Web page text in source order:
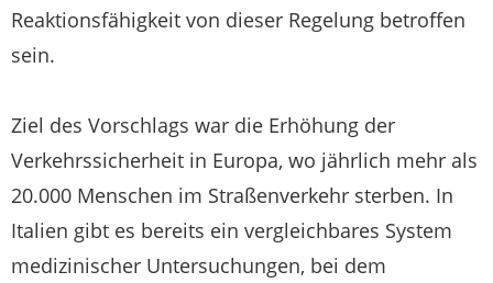
Reaktionsfähigkeit von dieser Regelung betroffen
sein.
Ziel des Vorschlags war die Erhöhung der
Verkehrssicherheit in Europa, wo jährlich mehr als
20.000 Menschen im Straßenverkehr sterben. In
Italien gibt es bereits ein vergleichbares System
medizinischer Untersuchungen, bei dem